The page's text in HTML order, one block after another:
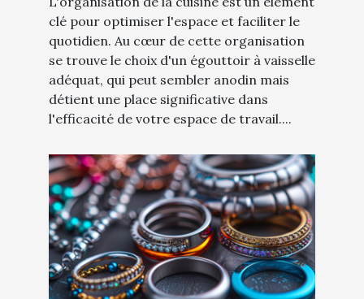
clé pour optimiser l'espace et faciliter le
quotidien. Au cœur de cette organisation
se trouve le choix d'un égouttoir à vaisselle
adéquat, qui peut sembler anodin mais
détient une place significative dans
l'efficacité de votre espace de travail....